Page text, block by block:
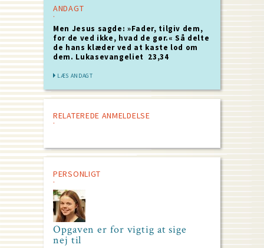
ANDAGT
Men Jesus sagde: »Fader, tilgiv dem,
for de ved ikke, hvad de gør.« Så delte
de hans klæder ved at kaste lod om
dem. Lukasevangeliet 23,34
LÆS ANDAGT
RELATEREDE ANMELDELSE
PERSONLIGT
Opgaven er for vigtig at sige
nej til